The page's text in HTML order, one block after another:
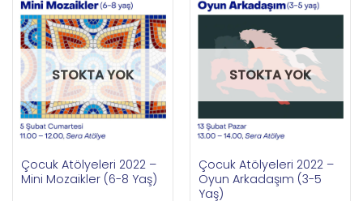
STOKTA YOK
Çocuk Atölyeleri 2022 –
Mini Mozaikler (6-8 Yaş)
STOKTA YOK
Çocuk Atölyeleri 2022 –
Oyun Arkadaşım (3-5
Yaş)